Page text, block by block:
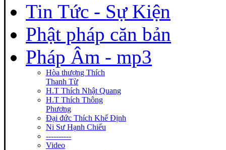
Tin Tức - Sự Kiện
Phật pháp căn bản
Pháp Âm - mp3
Hòa thượng Thích
Thanh Từ
H.T Thích Nhật Quang
H.T Thích Thông
Phương
Đại đức Thích Khế Định
Ni Sư Hạnh Chiếu
----------
Video